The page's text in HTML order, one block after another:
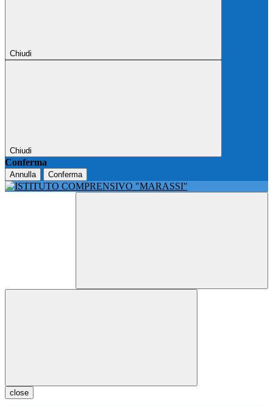
Chiudi
Chiudi
Conferma
Annulla Conferma
close